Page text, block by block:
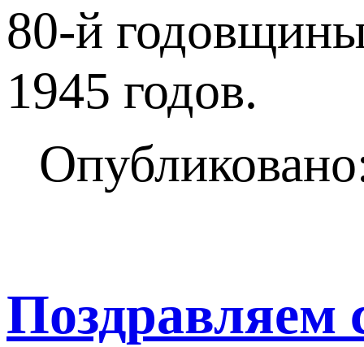
80-й
1945 годов.
Поздравляем